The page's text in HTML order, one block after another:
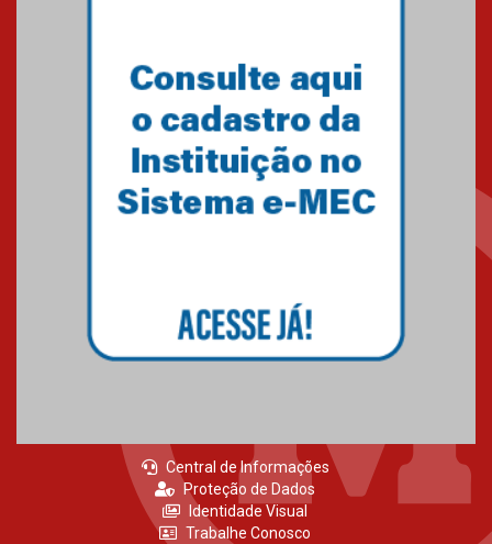
Central de Informações
Proteção de Dados
Identidade Visual
Trabalhe Conosco